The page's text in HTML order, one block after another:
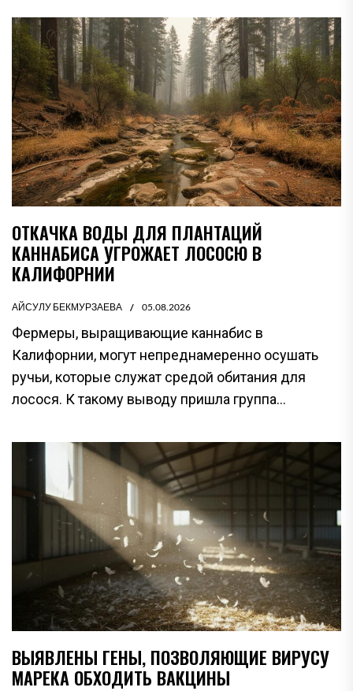
ОТКАЧКА ВОДЫ ДЛЯ ПЛАНТАЦИЙ
КАННАБИСА УГРОЖАЕТ ЛОСОСЮ В
КАЛИФОРНИИ
АЙСУЛУ БЕКМУРЗАЕВА 05.08.2026
Фермеры, выращивающие каннабис в
Калифорнии, могут непреднамеренно осушать
ручьи, которые служат средой обитания для
лосося. К такому выводу пришла группа...
ВЫЯВЛЕНЫ ГЕНЫ, ПОЗВОЛЯЮЩИЕ ВИРУСУ
МАРЕКА ОБХОДИТЬ ВАКЦИНЫ